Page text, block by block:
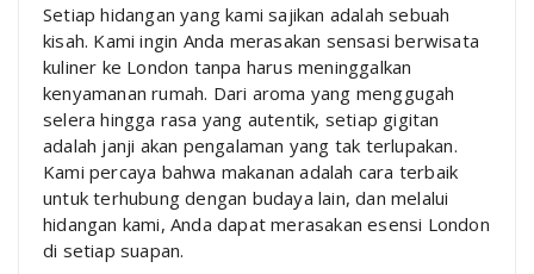
Setiap hidangan yang kami sajikan adalah sebuah
kisah. Kami ingin Anda merasakan sensasi berwisata
kuliner ke London tanpa harus meninggalkan
kenyamanan rumah. Dari aroma yang menggugah
selera hingga rasa yang autentik, setiap gigitan
adalah janji akan pengalaman yang tak terlupakan.
Kami percaya bahwa makanan adalah cara terbaik
untuk terhubung dengan budaya lain, dan melalui
hidangan kami, Anda dapat merasakan esensi London
di setiap suapan.